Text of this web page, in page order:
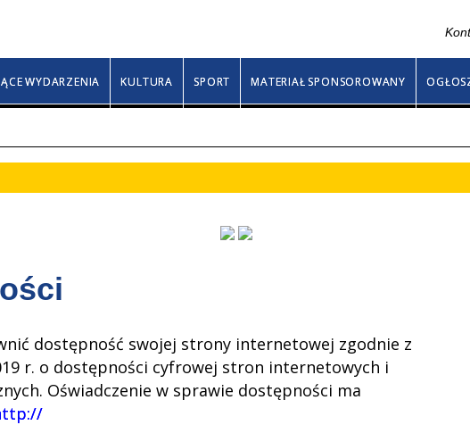
Niedziela, 9 sierpnia 2026 Klary, Romana, Rozyny
WYDARZENIA KULTURA SPORT MATERIAŁ SPONSOROWANY
dostępność swojej strony internetowej zgodnie z
r. o dostępności cyfrowej stron internetowych i
Oświadczenie w sprawie dostępności ma